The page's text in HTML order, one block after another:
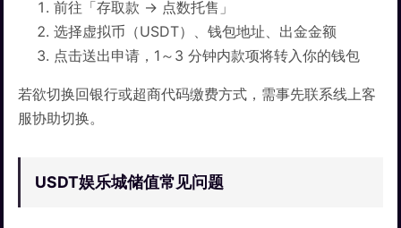
前往「存取款 → 点数托售」
选择虚拟币（USDT）、钱包地址、出金金额
点击送出申请，1～3 分钟内款项将转入你的钱包
若欲切换回银行或超商代码缴费方式，需事先联系线上客
服协助切换。
USDT娱乐城储值常见问题